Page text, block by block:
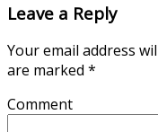
Leave a Reply
Your email address
are marked *
Comment